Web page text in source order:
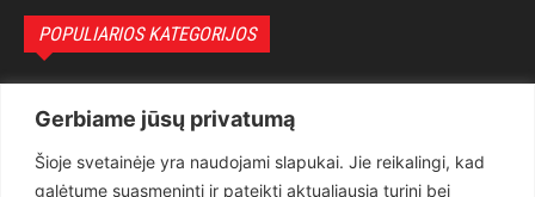
Gerbiame jūsų privatumą
Šioje svetainėje yra naudojami slapukai. Jie reikalingi, kad
galėtume suasmeninti ir pateikti aktualiausią turinį bei
POPULIARIOS KATEGORIJOS
Teisėsauga
1497